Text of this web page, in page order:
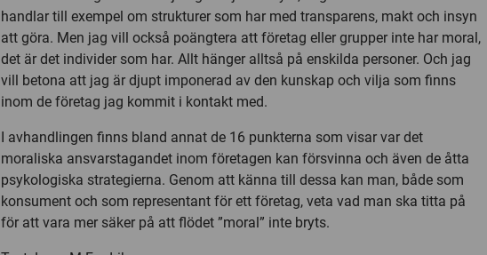
handlar till exempel om strukturer som har med transparens, makt och insyn
att göra. Men jag vill också poängtera att företag eller grupper inte har moral,
det är det individer som har. Allt hänger alltså på enskilda personer. Och jag
vill betona att jag är djupt imponerad av den kunskap och vilja som finns
inom de företag jag kommit i kontakt med.
I avhandlingen finns bland annat de 16 punkterna som visar var det
moraliska ansvarstagandet inom företagen kan försvinna och även de åtta
psykologiska strategierna. Genom att känna till dessa kan man, både som
konsument och som representant för ett företag, veta vad man ska titta på
för att vara mer säker på att flödet ”moral” inte bryts.